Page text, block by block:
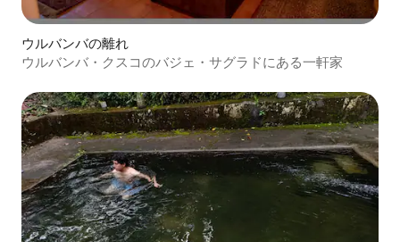
ウルバンバの離れ
ウルバンバ・クスコのバジェ・サグラドにある一軒家